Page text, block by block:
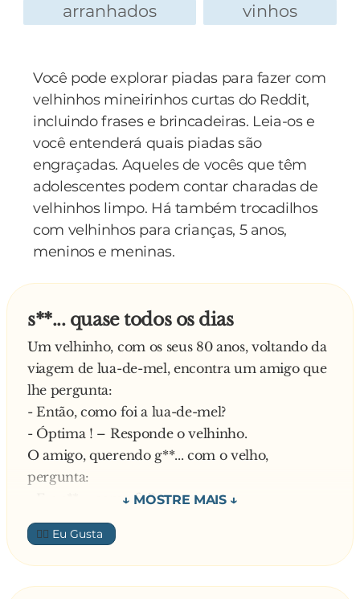
arranhados
vinhos
Você pode explorar piadas para fazer com
velhinhos mineirinhos curtas do Reddit,
incluindo frases e brincadeiras. Leia-os e
você entenderá quais piadas são
engraçadas. Aqueles de vocês que têm
adolescentes podem contar charadas de
velhinhos limpo. Há também trocadilhos
com velhinhos para crianças, 5 anos,
meninos e meninas.
s**... quase todos os dias
Um velhinho, com os seus 80 anos, voltando da
viagem de lua-de-mel, encontra um amigo que
lhe pergunta:
- Então, como foi a lua-de-mel?
- Óptima ! – Responde o velhinho.
O amigo, querendo g**... com o velho,
pergunta:
- E o s**..., como foi?
Diz o velhinho:
- O s**...? Fizemos quase todos os dias!
Espantado diz o amigo:
- Como assim, quase todos os dias?!
👍🏼